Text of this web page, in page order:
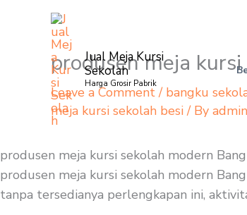
Jual Meja Kursi
Sekolah
Harga Grosir Pabrik
produsen meja
Leave a Comment / bangku
meja kursi sekolah besi/ By admin
produsen meja kursi sekolah modern
produsen meja kursi sekolah modern
tanpa tersedianya perlengkapan ini,